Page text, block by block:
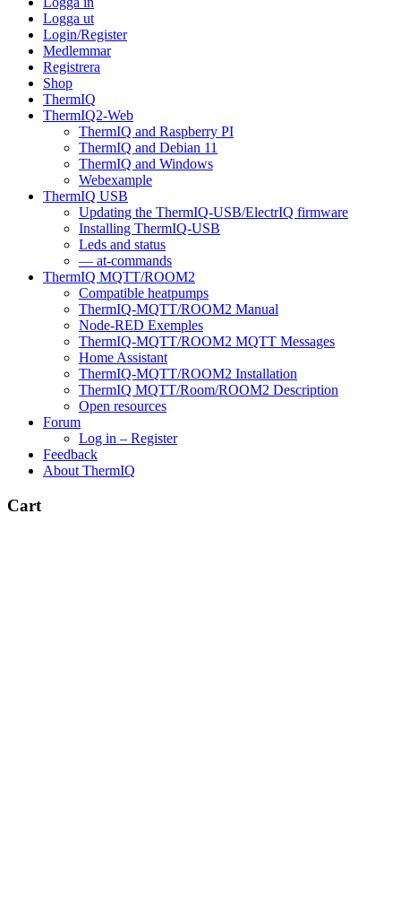
Logga ut
Login/Register
Medlemmar
Registrera
Shop
ThermIQ
ThermIQ2-Web
ThermIQ and Raspberry PI
ThermIQ and Debian 11
ThermIQ and Windows
Webexample
ThermIQ USB
Updating the ThermIQ-USB/ElectrIQ firmware
Installing ThermIQ-USB
Leds and status
— at-commands
ThermIQ MQTT/ROOM2
Compatible heatpumps
ThermIQ-MQTT/ROOM2 Manual
Node-RED Exemples
ThermIQ-MQTT/ROOM2 MQTT Messages
Home Assistant
ThermIQ-MQTT/ROOM2 Installation
ThermIQ MQTT/Room/ROOM2 Description
Open resources
Forum
Log in – Register
Feedback
About ThermIQ
Cart